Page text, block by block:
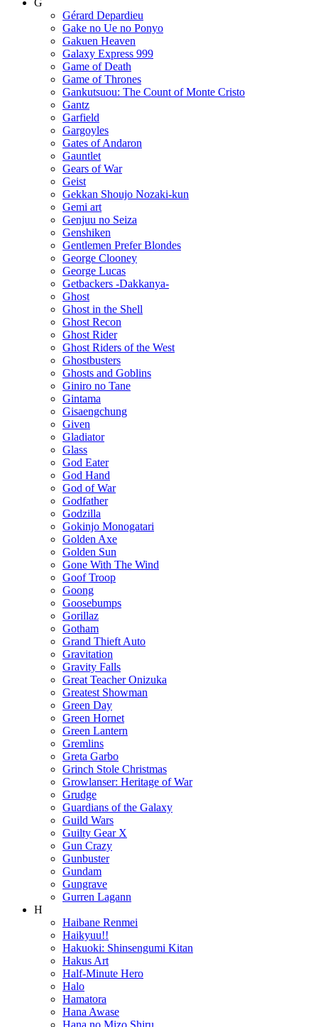
Gérard Depardieu
Gake no Ue no Ponyo
Gakuen Heaven
Galaxy Express 999
Game of Death
Game of Thrones
Gankutsuou: The Count of Monte Cristo
Gantz
Garfield
Gargoyles
Gates of Andaron
Gauntlet
Gears of War
Geist
Gekkan Shoujo Nozaki-kun
Gemi art
Genjuu no Seiza
Genshiken
Gentlemen Prefer Blondes
George Clooney
George Lucas
Getbackers -Dakkanya-
Ghost
Ghost in the Shell
Ghost Recon
Ghost Rider
Ghost Riders of the West
Ghostbusters
Ghosts and Goblins
Giniro no Tane
Gintama
Gisaengchung
Given
Gladiator
Glass
God Eater
God Hand
God of War
Godfather
Godzilla
Gokinjo Monogatari
Golden Axe
Golden Sun
Gone With The Wind
Goof Troop
Goong
Goosebumps
Gorillaz
Gotham
Grand Thieft Auto
Gravitation
Gravity Falls
Great Teacher Onizuka
Greatest Showman
Green Day
Green Hornet
Green Lantern
Gremlins
Greta Garbo
Grinch Stole Christmas
Growlanser: Heritage of War
Grudge
Guardians of the Galaxy
Guild Wars
Guilty Gear X
Gun Crazy
Gunbuster
Gundam
Gungrave
Gurren Lagann
H
Haibane Renmei
Haikyuu!!
Hakuoki: Shinsengumi Kitan
Hakus Art
Half-Minute Hero
Halo
Hamatora
Hana Awase
Hana no Mizo Shiru